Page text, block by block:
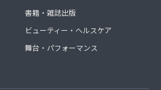
書籍・雑誌出版
ビューティー・ヘルスケア
舞台・パフォーマンス